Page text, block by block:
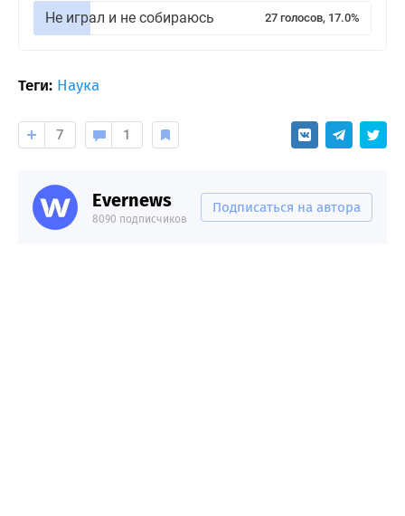
Не играл и не собираюсь 27 голосов, 17.0%
Теги: Наука
7 1
Evernews
8090 подписчиков
Подписаться на автора